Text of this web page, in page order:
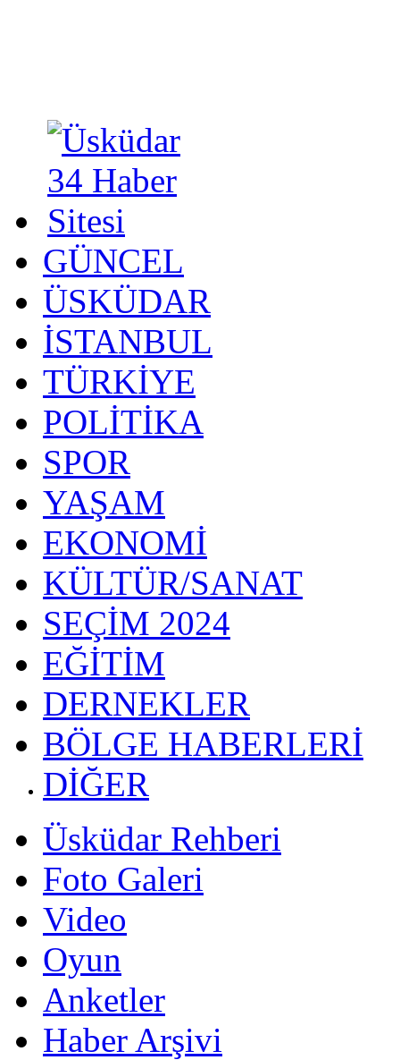
GÜNCEL
ÜSKÜDAR
İSTANBUL
TÜRKİYE
POLİTİKA
SPOR
YAŞAM
EKONOMİ
KÜLTÜR/SANAT
SEÇİM 2024
EĞİTİM
DERNEKLER
BÖLGE HABERLERİ
DİĞER
Üsküdar Rehberi
Foto Galeri
Video
Oyun
Anketler
Haber Arşivi